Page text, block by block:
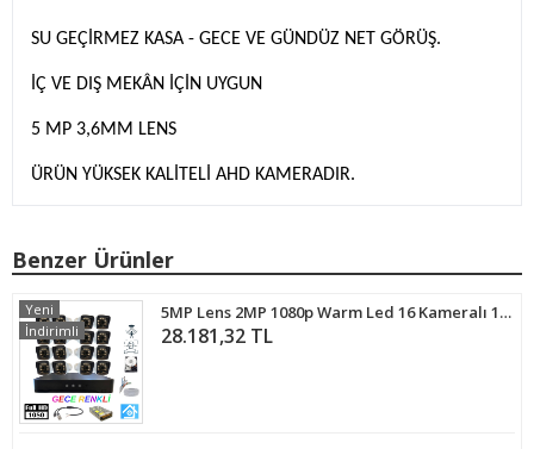
SU GEÇİRMEZ KASA - GECE VE GÜNDÜZ NET GÖRÜŞ.
İÇ VE DIŞ MEKÂN İÇİN UYGUN
5 MP 3,6MM LENS
ÜRÜN YÜKSEK KALİTELİ AHD KAMERADIR.
Benzer Ürünler
5MP Lens 2MP 1080p Warm Led 16 Kameralı 1TB Harddisk Dahil Güvenlik Kamerası Seti - ST-2161TBW
28.181,32 TL
Yeni
İndirimli